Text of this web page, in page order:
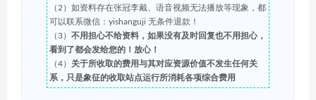
（2）如资料存在张冠李戴、语音视频无法播放等现象，都
可以联系微信：yishanguji 无条件退款！
（3） 不用担心不给资料，如果没有及时回复也不用担心，
看到了都会发给您的！放心！
（4） 关于所收取的费用与其对应资源价值不发生任何关
系，只是象征的收取站点运行所消耗各项综合费用